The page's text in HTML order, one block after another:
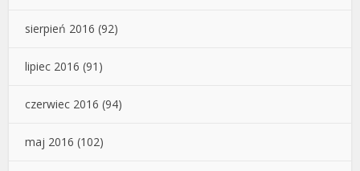
sierpień 2016 (92)
lipiec 2016 (91)
czerwiec 2016 (94)
maj 2016 (102)